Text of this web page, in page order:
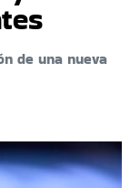
de una nueva